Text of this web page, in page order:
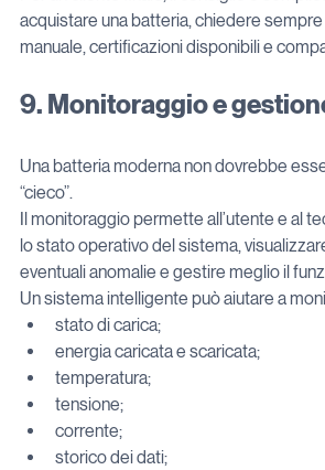
acquistare una batteria, chiedere
manuale, certificazioni disponibili e
9. Monitoraggio e
Una batteria moderna non dovrebbe
“cieco”.
Il monitoraggio permette all’utente e al
lo stato operativo del sistema,
eventuali anomalie e gestire meglio il
Un sistema intelligente può aiutare a
stato di carica;
energia caricata e scaricata;
temperatura;
tensione;
corrente;
storico dei dati;